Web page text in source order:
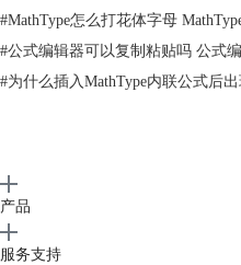
#MathType怎么打花体字母
#公式编辑器可以复制粘贴吗 公式
#为什么插入MathType内联公式后
产品
服务支持